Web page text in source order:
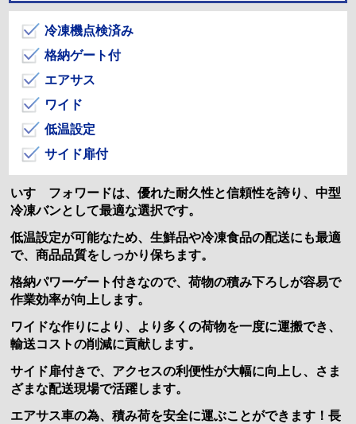
冷凍機点検済み
格納ゲート付
エアサス
ワイド
低温設定
サイド扉付
いすゞフォワードは、優れた耐久性と信頼性を誇り、中型
冷凍バンとして最適な選択です。
低温設定が可能なため、生鮮品や冷凍食品の配送にも最適
で、商品品質をしっかり保ちます。
格納パワーゲート付きなので、荷物の積み下ろしが容易で
作業効率が向上します。
ワイドな作りにより、より多くの荷物を一度に運搬でき、
輸送コストの削減に貢献します。
サイド扉付きで、アクセスの利便性が大幅に向上し、さま
ざまな配送現場で活躍します。
エアサス車の為、積み荷を安全に運ぶことができます！長